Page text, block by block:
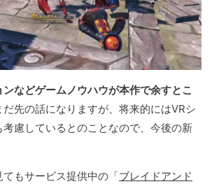
などゲームノウハウが本作で余すとこ
だ先の話になりますが、将来的にはVRシ
慮しているとのことなので、今後の新
もサービス提供中の「ブレイドアンド